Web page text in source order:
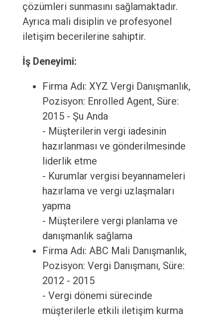
çözümleri sunmasını sağlamaktadır.
Ayrıca mali disiplin ve profesyonel
iletişim becerilerine sahiptir.
İş Deneyimi:
Firma Adı: XYZ Vergi Danışmanlık,
Pozisyon: Enrolled Agent, Süre:
2015 - Şu Anda
- Müşterilerin vergi iadesinin
hazırlanması ve gönderilmesinde
liderlik etme
- Kurumlar vergisi beyannameleri
hazırlama ve vergi uzlaşmaları
yapma
- Müşterilere vergi planlama ve
danışmanlık sağlama
Firma Adı: ABC Mali Danışmanlık,
Pozisyon: Vergi Danışmanı, Süre:
2012 - 2015
- Vergi dönemi sürecinde
müşterilerle etkili iletişim kurma